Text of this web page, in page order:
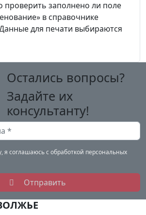
проверить заполнено ли поле
в справочнике
для печати выбираются
Остались вопросы?
Задайте их
консультанту!
я соглашаюсь с обработкой персональных
Отправить